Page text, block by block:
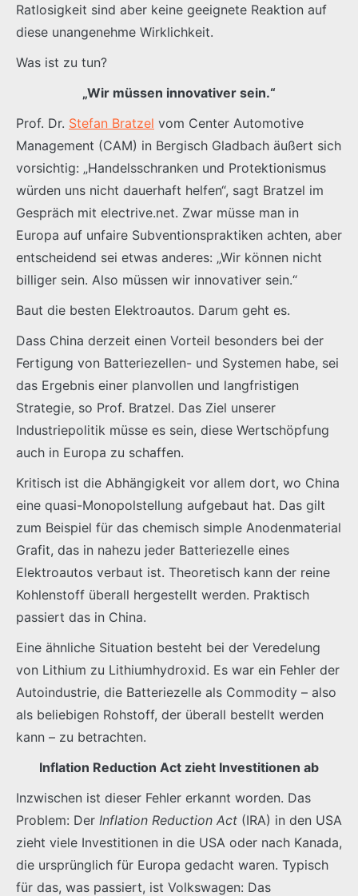
Ratlosigkeit sind aber keine geeignete Reaktion auf
diese unangenehme Wirklichkeit.
Was ist zu tun?
„Wir müssen innovativer sein.“
Prof. Dr. Stefan Bratzel vom Center Automotive
Management (CAM) in Bergisch Gladbach äußert sich
vorsichtig: „Handelsschranken und Protektionismus
würden uns nicht dauerhaft helfen“, sagt Bratzel im
Gespräch mit electrive.net. Zwar müsse man in
Europa auf unfaire Subventionspraktiken achten, aber
entscheidend sei etwas anderes: „Wir können nicht
billiger sein. Also müssen wir innovativer sein.“
Baut die besten Elektroautos. Darum geht es.
Dass China derzeit einen Vorteil besonders bei der
Fertigung von Batteriezellen- und Systemen habe, sei
das Ergebnis einer planvollen und langfristigen
Strategie, so Prof. Bratzel. Das Ziel unserer
Industriepolitik müsse es sein, diese Wertschöpfung
auch in Europa zu schaffen.
Kritisch ist die Abhängigkeit vor allem dort, wo China
eine quasi-Monopolstellung aufgebaut hat. Das gilt
zum Beispiel für das chemisch simple Anodenmaterial
Grafit, das in nahezu jeder Batteriezelle eines
Elektroautos verbaut ist. Theoretisch kann der reine
Kohlenstoff überall hergestellt werden. Praktisch
passiert das in China.
Eine ähnliche Situation besteht bei der Veredelung
von Lithium zu Lithiumhydroxid. Es war ein Fehler der
Autoindustrie, die Batteriezelle als Commodity – also
als beliebigen Rohstoff, der überall bestellt werden
kann – zu betrachten.
Inflation Reduction Act zieht Investitionen ab
Inzwischen ist dieser Fehler erkannt worden. Das
Problem: Der Inflation Reduction Act (IRA) in den USA
zieht viele Investitionen in die USA oder nach Kanada,
die ursprünglich für Europa gedacht waren. Typisch
für das, was passiert, ist Volkswagen: Das